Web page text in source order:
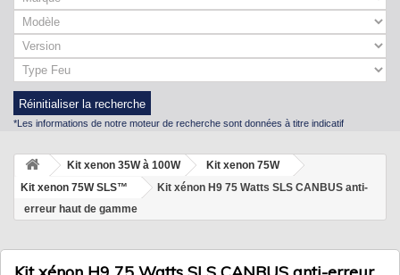
Réinitialiser la recherche
*Les informations de notre moteur de recherche sont données à titre indicatif
Kit xenon 35W à 100W
Kit xenon 75W
Kit xenon 75W SLS™
Kit xénon H9 75 Watts SLS CANBUS anti-
erreur haut de gamme